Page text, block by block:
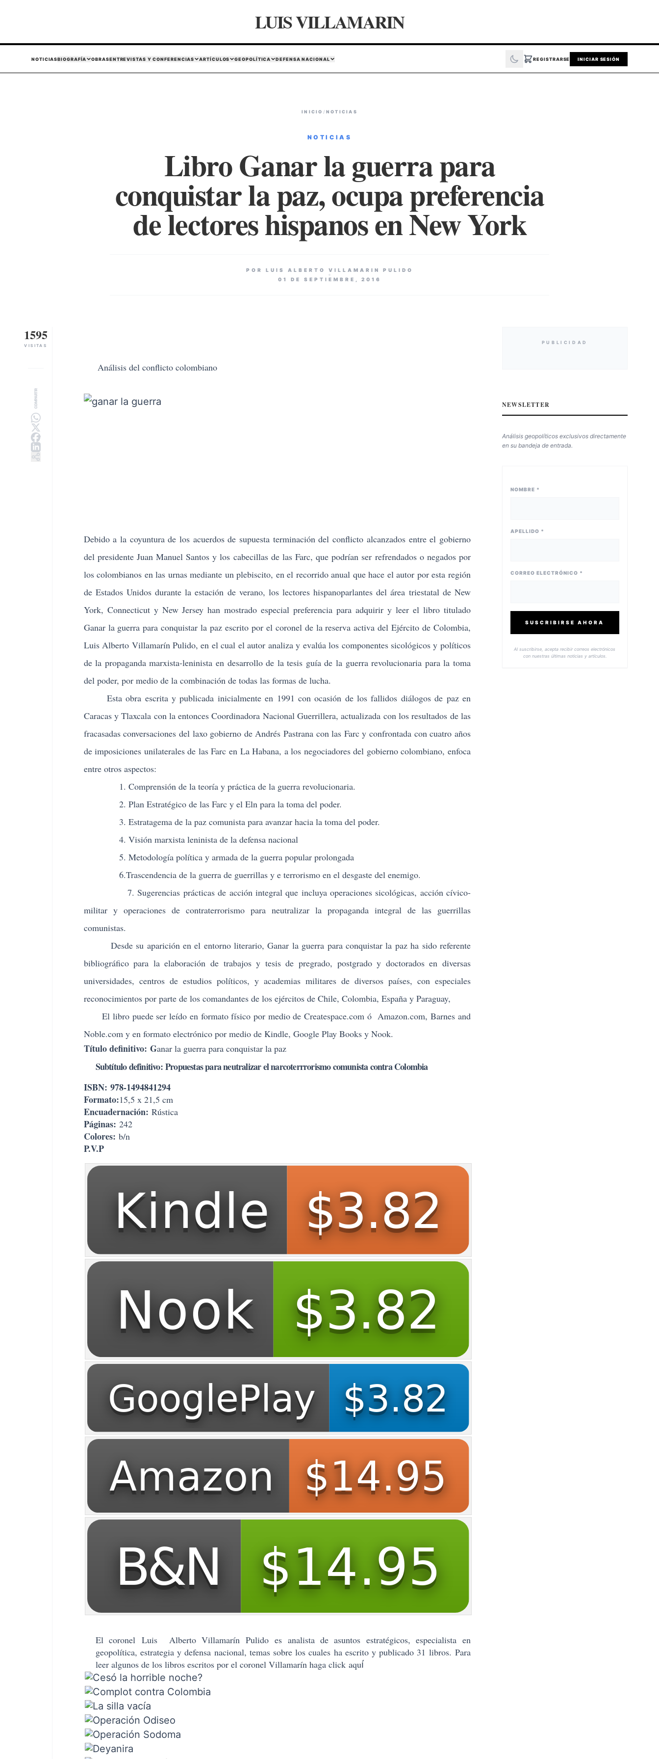
LUIS VILLAMARIN
NOTICIASBIOGRAFÍA OBRASENTREVISTAS Y CONFERENCIAS ARTÍCULOS GEOPOLÍTICA DEFENSA NACIONAL REGISTRARSE INICIAR SESIÓN
INICIO / NOTICIAS
NOTICIAS
Libro Ganar la guerra para
conquistar la paz, ocupa preferencia
de lectores hispanos en New York
POR LUIS ALBERTO VILLAMARIN PULIDO
01 DE SEPTIEMBRE, 2016
1595
VISITAS
COMPARTIR
Análisis del conflicto colombiano
Debido a la coyuntura de los acuerdos de supuesta terminación del conflicto alcanzados entre el gobierno
del presidente Juan Manuel Santos y los cabecillas de las Farc, que podrían ser refrendados o negados por
los colombianos en las urnas mediante un plebiscito, en el recorrido anual que hace el autor por esta región
de Estados Unidos durante la estación de verano, los lectores hispanoparlantes del área triestatal de New
York, Connecticut y New Jersey han mostrado especial preferencia para adquirir y leer el libro titulado
Ganar la guerra para conquistar la paz escrito por el coronel de la reserva activa del Ejército de Colombia,
Luis Alberto Villamarín Pulido, en el cual el autor analiza y evalúa los componentes sicológicos y políticos
de la propaganda marxista-leninista en desarrollo de la tesis guía de la guerra revolucionaria para la toma
del poder, por medio de la combinación de todas las formas de lucha.
Esta obra escrita y publicada inicialmente en 1991 con ocasión de los fallidos diálogos de paz en
Caracas y Tlaxcala con la entonces Coordinadora Nacional Guerrillera, actualizada con los resultados de las
fracasadasconversaciones del laxo gobierno de Andrés Pastrana con las Farcy confrontada con cuatro años
de imposiciones unilaterales de las Farc en La Habana, a los negociadores del gobierno colombiano, enfoca
entre otros aspectos:
1. Comprensión de la teoría y práctica de la guerra revolucionaria.
2. Plan Estratégico de las Farc y el Eln para la toma del poder.
3. Estratagema de la paz comunista para avanzar hacia la toma del poder.
4. Visión marxista leninista de la defensa nacional
5. Metodología política y armada de la guerra popular prolongada
6.Trascendencia de la guerra de guerrillas y e terrorismo en el desgaste del enemigo.
7. Sugerencias prácticas de acción integral que incluya operaciones sicológicas, acción cívico-
militar y operaciones de contraterrorismo para neutralizar la propaganda integral de las guerrillas
comunistas.
Desde su aparición en el entorno literario,Ganar la guerra para conquistar la pazha sido referente
bibliográfico para la elaboración de trabajos y tesis de pregrado, postgrado y doctorados en diversas
universidades, centros de estudios políticos, y academias militares de diversos países, con especiales
reconocimientos por parte de los comandantes de los ejércitos de Chile, Colombia, España y Paraguay,
El libro puede ser leído en formato físico por medio deCreatespace.com óAmazon.com, Barnes and
Noble.comy en formato electrónico por medio de Kindle, Google Play Booksy Nook.
Título definitivo: Ganar la guerra para conquistar la paz
Subtítulo definitivo:Propuestas para neutralizar el narcoterrrorismo comunista contra Colombia
ISBN: 978-1494841294
Formato:15,5 x 21,5 cm
Encuadernación: Rústica
Páginas: 242
Colores: b/n
P.V.P
El coronel Luis Alberto Villamarín Pulidoes analista de asuntos estratégicos, especialista en
geopolítica, estrategia y defensa nacional, temas sobre los cuales ha escrito y publicado 31 libros. Para
leer algunos de los libros escritos por el coronel Villamarín haga click aquí
PUBLICIDAD
NEWSLETTER
Análisis geopolíticos exclusivos directamente
en su bandeja de entrada.
NOMBRE *
APELLIDO *
CORREO ELECTRÓNICO *
SUSCRIBIRSE AHORA
Al suscribirse, acepta recibir correos electrónicos
con nuestras últimas noticias y artículos.